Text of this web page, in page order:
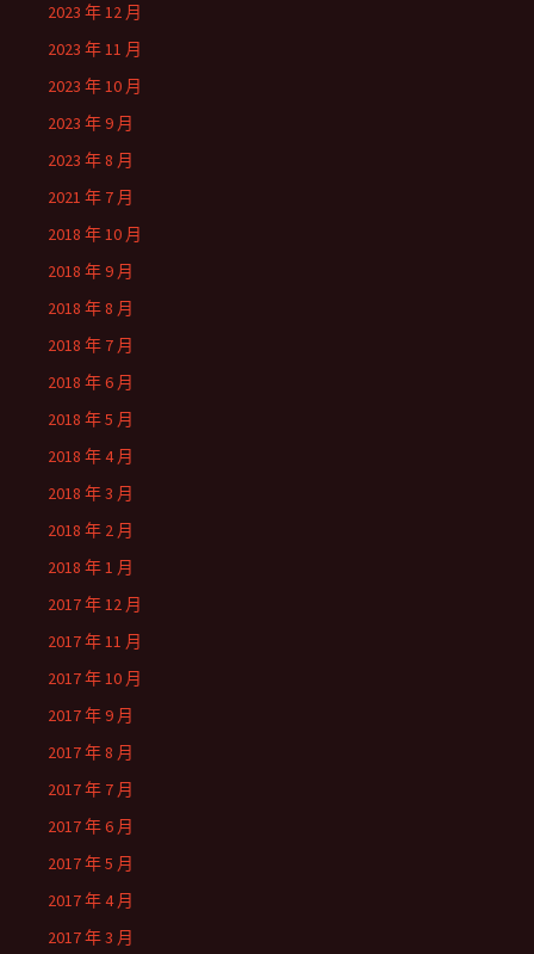
2023 年 12 月
2023 年 11 月
2023 年 10 月
2023 年 9 月
2023 年 8 月
2021 年 7 月
2018 年 10 月
2018 年 9 月
2018 年 8 月
2018 年 7 月
2018 年 6 月
2018 年 5 月
2018 年 4 月
2018 年 3 月
2018 年 2 月
2018 年 1 月
2017 年 12 月
2017 年 11 月
2017 年 10 月
2017 年 9 月
2017 年 8 月
2017 年 7 月
2017 年 6 月
2017 年 5 月
2017 年 4 月
2017 年 3 月